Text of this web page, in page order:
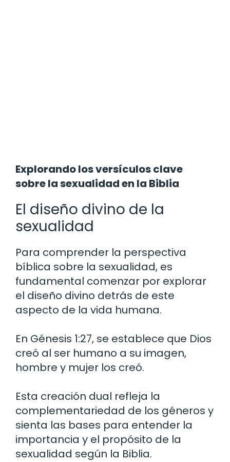
Explorando los versículos clave
sobre la sexualidad en la Biblia
El diseño divino de la
sexualidad
Para comprender la perspectiva
bíblica sobre la sexualidad, es
fundamental comenzar por explorar
el diseño divino detrás de este
aspecto de la vida humana.
En Génesis 1:27, se establece que Dios
creó al ser humano a su imagen,
hombre y mujer los creó.
Esta creación dual refleja la
complementariedad de los géneros y
sienta las bases para entender la
importancia y el propósito de la
sexualidad según la Biblia.